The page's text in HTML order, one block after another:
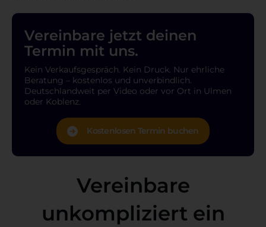
Vereinbare jetzt deinen
Termin mit uns.
Kein Verkaufsgespräch. Kein Druck. Nur ehrliche
Beratung – kostenlos und unverbindlich.
Deutschlandweit per Video oder vor Ort in Ulmen
oder Koblenz.
Kostenlosen Termin buchen
Vereinbare
unkompliziert ein